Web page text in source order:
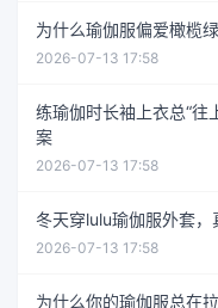
为什么瑜伽服偏爱橄榄
2026-07-13 17:58
练瑜伽时长袖上衣总“往
案
2026-07-13 17:58
冬天穿lulu瑜伽服外套，
2026-07-13 17:58
为什么你的瑜伽服总在